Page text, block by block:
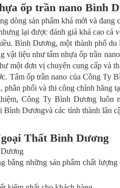
ốp trần nano Bình
dòng sản phẩm khá mới và
lại được đánh giá khá cao cả
Bình Dương, một thành phố
vật liệu như tấm nhựa ốp trần
một đơn vị chuyên cung cấp và
Tấm ốp trần nano của Công Ty
phân phối và thi công chính
Công Ty Bình Dương luôn
Bình Dươngvà các tỉnh thành lân
Thất Bình Dương
Dương
bằng những sản phẩm chất